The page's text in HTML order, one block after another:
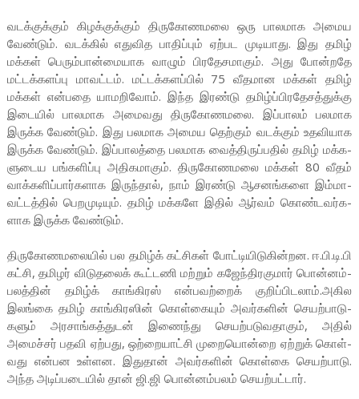
வடக்­குக்கும் கிழக்­குக்கும் திரு­கோ­ண­மலை ஒரு பால­மாக அமைய
வேண்டும். வடக்கில் எது­வித பாதிப்பும் ஏற்பட முடி­யாது. இது தமிழ்
மக்கள் பெரும்­பான்­மை­யாக வாழும் பிர­தே­ச­மாகும். அது போன்­றதே
மட்­டக்­க­ளப்பு மாவட்டம். மட்­டக்­க­ளப்பில் 75 வீத­மான மக்கள் தமிழ்
மக்கள் என்­பதை யாம­றிவோம். இந்த இரண்டு தமிழ்ப்­பி­ர­தே­சத்­துக்கு
இடையில் பால­மாக அமை­வது திரு­கோ­ண­மலை. இப்­பாலம் பல­மாக
இருக்க வேண்டும். இது பல­மாக அமைய தெற்கும் வடக்கும் உத­வி­யாக
இருக்க வேண்டும். இப்­பா­லத்தை பல­மாக வைத்­தி­ருப்­பதில் தமிழ் மக்­க­
ளு­டைய பங்­க­ளிப்பு அதி­க­மாகும். திரு­கோ­ண­மலை மக்கள் 80 வீதம்
வாக்­க­ளிப்­பார்­க­ளாக இருந்தால், நாம் இரண்டு ஆச­னங்­களை இம்­மா­
வட்­டத்தில் பெற­மு­டியும். தமிழ் மக்­களே இதில் ஆர்வம் கொண்­ட­வர்­க­
ளாக இருக்க வேண்டும்.
திரு­கோ­ண­ம­லையில் பல தமிழ்க் கட்­சிகள் போட்­டி­யி­டு­கின்­றன. ஈ.பி.டி.பி
கட்சி, தமிழர் விடு­தலைக் கூட்­டணி மற்றும் கஜேந்­தி­ர­குமார் பொன்­னம்­
ப­லத்தின் தமிழ்க் காங்­கிரஸ் என்பவற்றைக் குறிப்பிடலாம்.அகில
இலங்கை தமிழ் காங்­கி­ரஸின் கொள்­கையும் அவர்­களின் செயற்­பா­டு­
களும் அர­சாங்­கத்­துடன் இணைந்து செயற்­ப­டு­வதாகும், அதில்
அமைச்சர் பதவி ஏற்­பது, ஒற்­றை­யாட்சி முறை­யொன்றை ஏற்றுக் கொள்­
வது என்பன உள்ளன. இதுதான் அவர்­களின் கொள்கை செயற்­பாடு.
அந்த அடிப்­ப­டையில் தான் ஜி.ஜி பொன்­னம்­பலம் செயற்­பட்டார்.